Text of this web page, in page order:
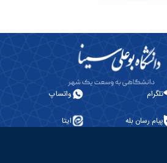
تلگرام واتساپ
پیام رسان بله ایتا